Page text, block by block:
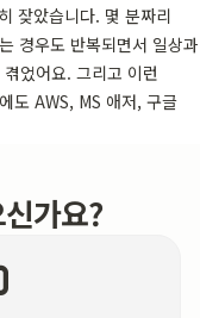
잦았습니다. 몇 분짜리
경우도 반복되면서 일상과
었어요. 그리고 이런
도 AWS, MS 애저, 구글
가요?